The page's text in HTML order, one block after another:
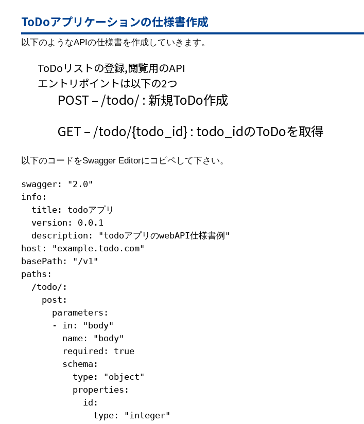
ToDoアプリケーションの仕様書作成
以下のようなAPIの仕様書を作成していきます。
ToDoリストの登録,閲覧用のAPI
エントリポイントは以下の2つ
POST – /todo/ : 新規ToDo作成
GET – /todo/{todo_id} : todo_idのToDoを取得
以下のコードをSwagger Editorにコピペして下さい。
swagger: "2.0"
info:
  title: todoアプリ
  version: 0.0.1
  description: "todoアプリのwebAPI仕様書例"
host: "example.todo.com"
basePath: "/v1"
paths:
  /todo/:
    post:
      parameters:
      - in: "body"
        name: "body"
        required: true
        schema:
          type: "object"
          properties:
            id:
              type: "integer"